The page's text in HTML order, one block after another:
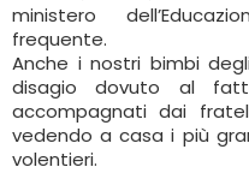
ministero
frequente.
Anche i nostri bimbi
disagio dovuto al
accompagnati dai
vedendo a casa i più
volentieri.